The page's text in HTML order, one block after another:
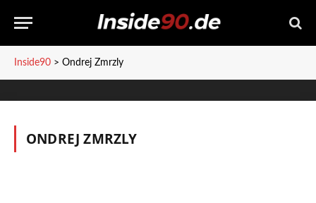
Inside90 > Ondrej Zmrzly
ONDREJ ZMRZLY